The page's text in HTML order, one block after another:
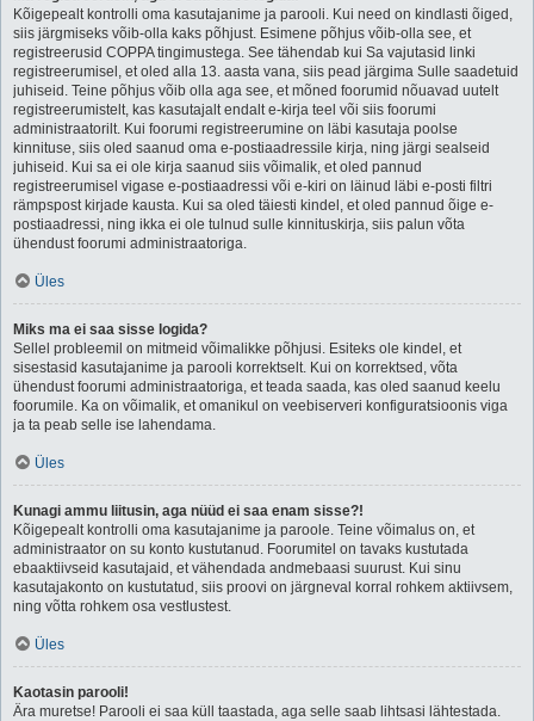
Kõigepealt kontrolli oma kasutajanime ja parooli. Kui need on kindlasti õiged,
siis järgmiseks võib-olla kaks põhjust. Esimene põhjus võib-olla see, et
registreerusid COPPA tingimustega. See tähendab kui Sa vajutasid linki
registreerumisel, et oled alla 13. aasta vana, siis pead järgima Sulle saadetuid
juhiseid. Teine põhjus võib olla aga see, et mõned foorumid nõuavad uutelt
registreerumistelt, kas kasutajalt endalt e-kirja teel või siis foorumi
administraatorilt. Kui foorumi registreerumine on läbi kasutaja poolse
kinnituse, siis oled saanud oma e-postiaadressile kirja, ning järgi sealseid
juhiseid. Kui sa ei ole kirja saanud siis võimalik, et oled pannud
registreerumisel vigase e-postiaadressi või e-kiri on läinud läbi e-posti filtri
rämpspost kirjade kausta. Kui sa oled täiesti kindel, et oled pannud õige e-
postiaadressi, ning ikka ei ole tulnud sulle kinnituskirja, siis palun võta
ühendust foorumi administraatoriga.
Üles
Miks ma ei saa sisse logida?
Sellel probleemil on mitmeid võimalikke põhjusi. Esiteks ole kindel, et
sisestasid kasutajanime ja parooli korrektselt. Kui on korrektsed, võta
ühendust foorumi administraatoriga, et teada saada, kas oled saanud keelu
foorumile. Ka on võimalik, et omanikul on veebiserveri konfiguratsioonis viga
ja ta peab selle ise lahendama.
Üles
Kunagi ammu liitusin, aga nüüd ei saa enam sisse?!
Kõigepealt kontrolli oma kasutajanime ja paroole. Teine võimalus on, et
administraator on su konto kustutanud. Foorumitel on tavaks kustutada
ebaaktiivseid kasutajaid, et vähendada andmebaasi suurust. Kui sinu
kasutajakonto on kustutatud, siis proovi on järgneval korral rohkem aktiivsem,
ning võtta rohkem osa vestlustest.
Üles
Kaotasin parooli!
Ära muretse! Parooli ei saa küll taastada, aga selle saab lihtsasi lähtestada.